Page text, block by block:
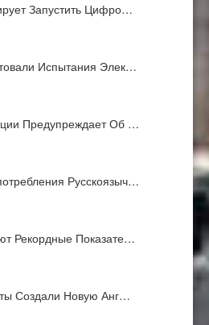
Запустить Цифро…
Испытания Элек…
Предупреждает Об …
Русскоязыч…
Рекордные Показате…
Создали Новую Анг…